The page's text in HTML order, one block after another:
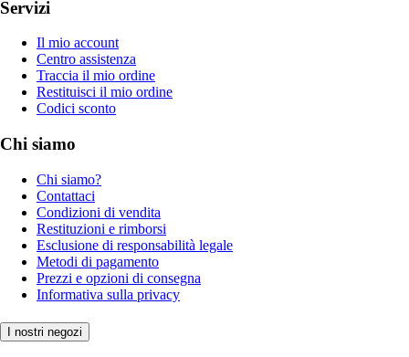
Servizi
Il mio account
Centro assistenza
Traccia il mio ordine
Restituisci il mio ordine
Codici sconto
Chi siamo
Chi siamo?
Contattaci
Condizioni di vendita
Restituzioni e rimborsi
Esclusione di responsabilità legale
Metodi di pagamento
Prezzi e opzioni di consegna
Informativa sulla privacy
I nostri negozi